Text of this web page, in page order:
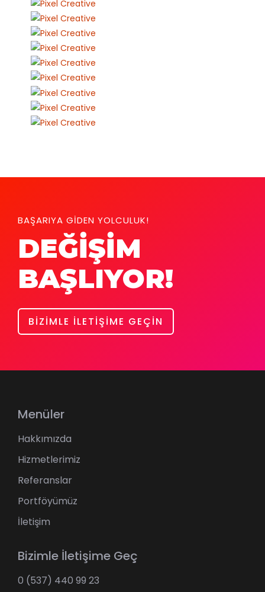
BAŞARIYA GİDEN YOLCULUK!
DEĞİŞİM
BAŞLIYOR!
BİZİMLE İLETİŞİME GEÇİN
Menüler
Hakkımızda
Hizmetlerimiz
Referanslar
Portföyümüz
İletişim
Bizimle İletişime Geç
0 (537) 440 99 23